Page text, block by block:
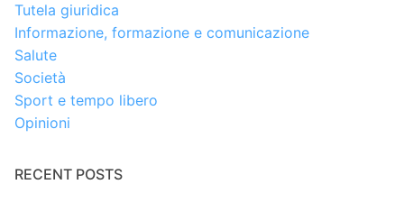
Tutela giuridica
Informazione, formazione e comunicazione
Salute
Società
Sport e tempo libero
Opinioni
RECENT POSTS